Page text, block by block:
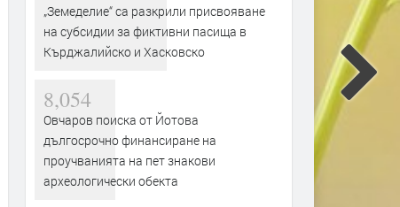
„Земеделие“ са разкрили присвояване
на субсидии за фиктивни пасища в
Кърджалийско и Хасковско
8,054
Овчаров поиска от Йотова
дългосрочно финансиране на
проучванията на пет знакови
археологически обекта